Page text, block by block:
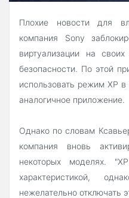
Плохие новости для
компания Sony
виртуализации на
безопасности. По этой
использовать режим XP
аналогичное приложение.
Однако по словам
компания вновь
некоторых моделях.
характеристикой,
нежелательно отключать